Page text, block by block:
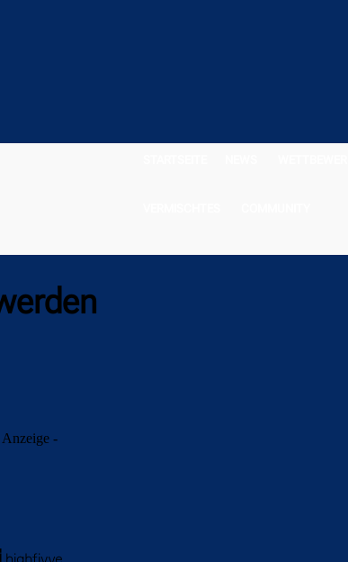
Anzeige -